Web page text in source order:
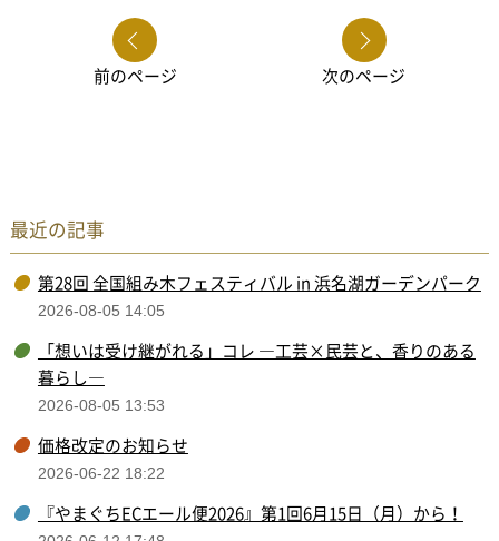
前のページ 次のページ
最近の記事
第28回 全国組み木フェスティバル in 浜名湖ガーデンパーク
2026-08-05 14:05
「想いは受け継がれる」コレ ―工芸×民芸と、香りのある
暮らし―
2026-08-05 13:53
価格改定のお知らせ
2026-06-22 18:22
『やまぐちECエール便2026』第1回6月15日（月）から！